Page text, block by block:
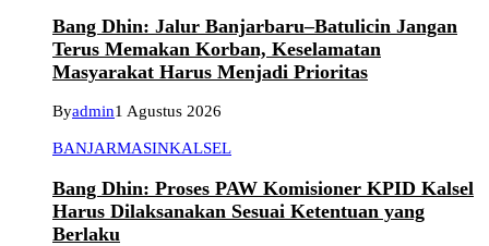
Bang Dhin: Jalur Banjarbaru–Batulicin Jangan
Terus Memakan Korban, Keselamatan
Masyarakat Harus Menjadi Prioritas
Byadmin1 Agustus 2026
BANJARMASINKALSEL
Bang Dhin: Proses PAW Komisioner KPID Kalsel
Harus Dilaksanakan Sesuai Ketentuan yang
Berlaku